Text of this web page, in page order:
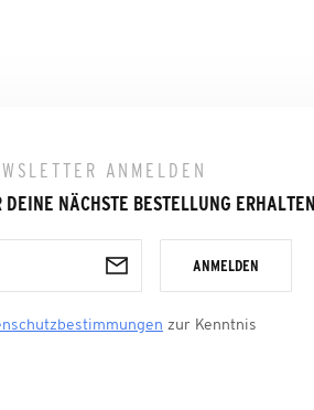
ANMELDEN
NÄCHSTE BESTELLUNG ERHALTEN
ANMELDEN
zur Kenntnis